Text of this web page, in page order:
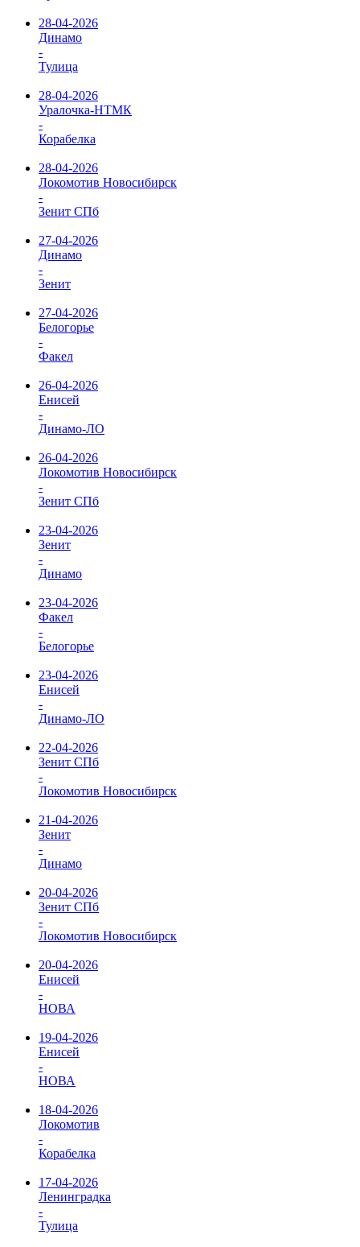
28-04-2026
Динамо
-
Тулица
28-04-2026
Уралочка-НТМК
-
Корабелка
28-04-2026
Локомотив Новосибирск
-
Зенит СПб
27-04-2026
Динамо
-
Зенит
27-04-2026
Белогорье
-
Факел
26-04-2026
Енисей
-
Динамо-ЛО
26-04-2026
Локомотив Новосибирск
-
Зенит СПб
23-04-2026
Зенит
-
Динамо
23-04-2026
Факел
-
Белогорье
23-04-2026
Енисей
-
Динамо-ЛО
22-04-2026
Зенит СПб
-
Локомотив Новосибирск
21-04-2026
Зенит
-
Динамо
20-04-2026
Зенит СПб
-
Локомотив Новосибирск
20-04-2026
Енисей
-
НОВА
19-04-2026
Енисей
-
НОВА
18-04-2026
Локомотив
-
Корабелка
17-04-2026
Ленинградка
-
Тулица